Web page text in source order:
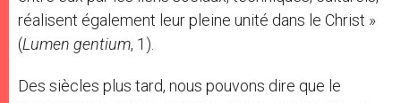
réalisent également leur pleine unité dans le Christ »
(Lumen gentium, 1).
Des siècles plus tard, nous pouvons dire que le